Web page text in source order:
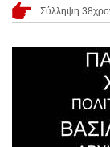
Σύλληψη